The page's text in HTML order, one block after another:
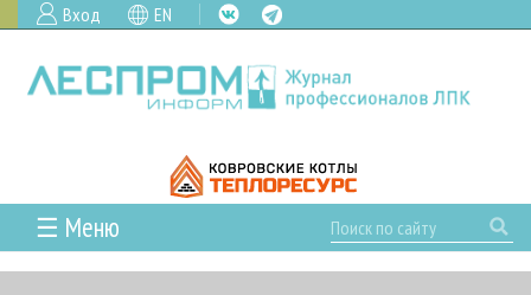
Вход EN
☰ Меню
ГЛАВНАЯ